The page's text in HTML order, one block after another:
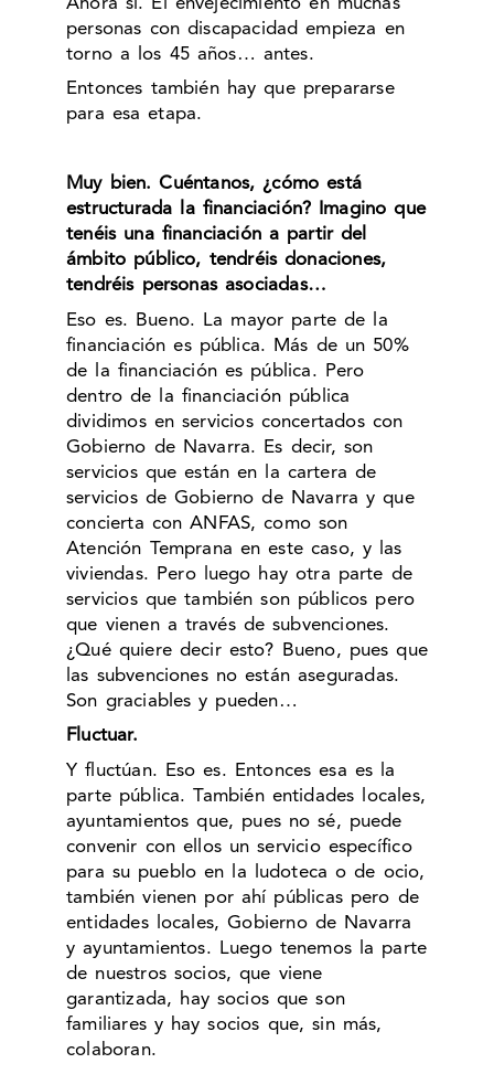
personas con discapacidad empieza en
torno a los 45 años… antes.
Entonces también hay que prepararse
para esa etapa.
Muy bien. Cuéntanos, ¿cómo está
estructurada la financiación? Imagino que
tenéis una financiación a partir del
ámbito público, tendréis donaciones,
tendréis personas asociadas…
Eso es. Bueno. La mayor parte de la
financiación es pública. Más de un 50%
de la financiación es pública. Pero
dentro de la financiación pública
dividimos en servicios concertados con
Gobierno de Navarra. Es decir, son
servicios que están en la cartera de
servicios de Gobierno de Navarra y que
concierta con ANFAS, como son
Atención Temprana en este caso, y las
viviendas. Pero luego hay otra parte de
servicios que también son públicos pero
que vienen a través de subvenciones.
¿Qué quiere decir esto? Bueno, pues que
las subvenciones no están aseguradas.
Son graciables y pueden…
Fluctuar.
Y fluctúan. Eso es. Entonces esa es la
parte pública. También entidades locales,
ayuntamientos que, pues no sé, puede
convenir con ellos un servicio específico
para su pueblo en la ludoteca o de ocio,
también vienen por ahí públicas pero de
entidades locales, Gobierno de Navarra
y ayuntamientos. Luego tenemos la parte
de nuestros socios, que viene
garantizada, hay socios que son
familiares y hay socios que, sin más,
colaboran.